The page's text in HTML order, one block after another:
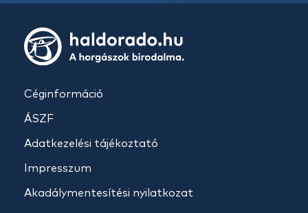
Céginformáció
ÁSZF
Adatkezelési tájékoztató
Impresszum
Akadálymentesítési nyilatkozat